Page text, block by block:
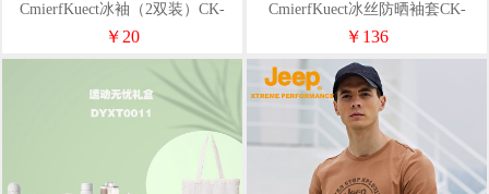
CmierfKuect冰袖（2双装）CK-
FS1018
￥20
CmierfKuect冰丝防晒袖套CK-
3C03
￥136